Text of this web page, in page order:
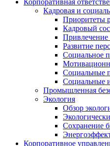
Корпоративная
Кадровая и
Приоритеты
Кадровый
Привлечение
Развитие
Социальное
Социальные
Социальные
Промышленная
Экология
Обзор
Сохранение
Корпоративное